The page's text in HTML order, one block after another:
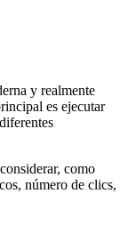
y realmente
es ejecutar
como
número de clics,